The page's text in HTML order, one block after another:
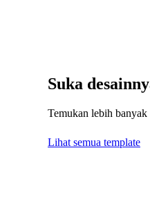
Suka
Temukan lebih
Lihat semua template